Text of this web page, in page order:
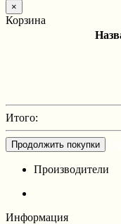
×
Корзина
Итого:
Продолжить покупки
Производители
Информация